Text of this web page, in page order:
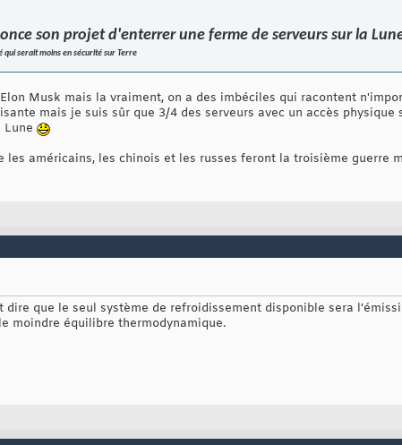
son projet d'enterrer une ferme de serveurs sur la
serait moins en sécurité sur Terre
Musk mais la vraiment, on a des imbéciles qui racontent
mais je suis sûr que 3/4 des serveurs avec un accès
Lune
les américains, les chinois et les russes feront la troisième guerre
dire que le seul système de refroidissement disponible sera
moindre équilibre thermodynamique.